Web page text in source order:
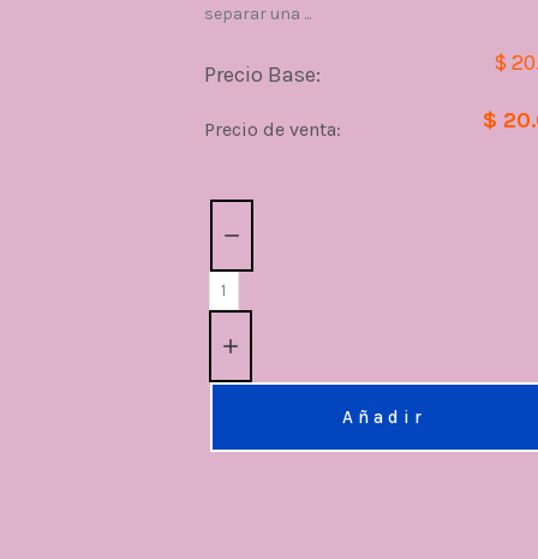
separar una ...
Precio Base: $
Precio de venta: $
Añadir